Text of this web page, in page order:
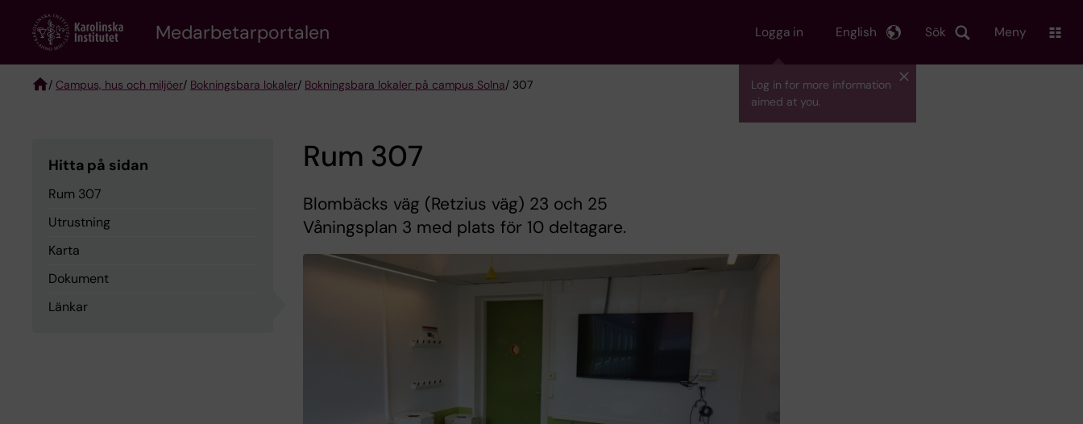
content
Medarbetarportalen Logga in
Log in for more information
aimed at you.
Sök
English Meny
/ Campus, hus och miljöer/ Bokningsbara lokaler/ Bokningsbara lokaler på campus Solna/ 307
Hitta på sidan
Rum 307
Utrustning
Karta
Dokument
Länkar
Rum 307
Blombäcks väg (Retzius väg) 23 och 25
Våningsplan 3 med plats för 10 deltagare.